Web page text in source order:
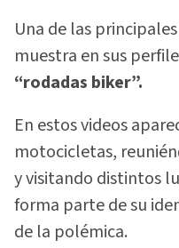
Una de las
muestra en sus
“rodadas biker”.
En estos videos
motocicletas,
y visitando distintos
forma parte de su
de la polémica.